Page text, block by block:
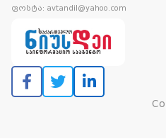
ფოსტა: avtandil@yahoo.com